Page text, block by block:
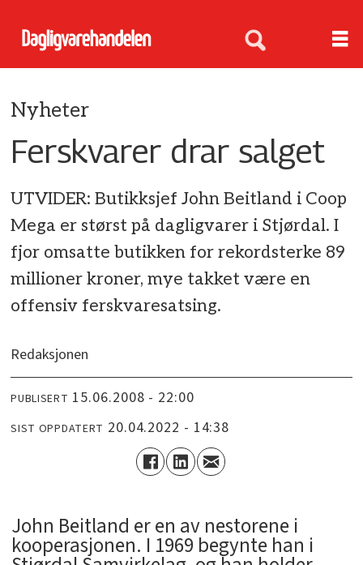
Nyheter
Ferskvarer drar salget
UTVIDER: Butikksjef John Beitland i Coop
Mega er størst på dagligvarer i Stjørdal. I
fjor omsatte butikken for rekordsterke 89
millioner kroner, mye takket være en
offensiv ferskvaresatsing.
Redaksjonen
PUBLISERT 15.06.2008 - 22:00
SIST OPPDATERT 20.04.2022 - 14:38
John Beitland er en av nestorene i
kooperasjonen. I 1969 begynte han i